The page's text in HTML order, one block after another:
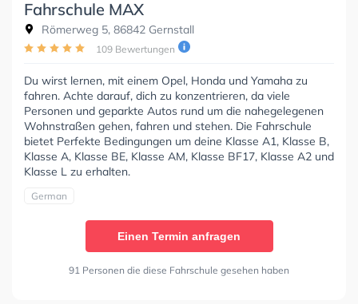
Fahrschule MAX
Römerweg 5, 86842 Gernstall
109 Bewertungen
Du wirst lernen, mit einem Opel, Honda und Yamaha zu
fahren. Achte darauf, dich zu konzentrieren, da viele
Personen und geparkte Autos rund um die nahegelegenen
Wohnstraßen gehen, fahren und stehen. Die Fahrschule
bietet Perfekte Bedingungen um deine Klasse A1, Klasse B,
Klasse A, Klasse BE, Klasse AM, Klasse BF17, Klasse A2 und
Klasse L zu erhalten.
German
Einen Termin anfragen
91 Personen die diese Fahrschule gesehen haben